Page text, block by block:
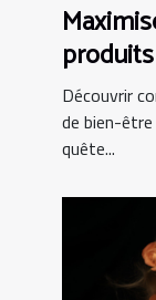
CBD
Découvrir
de bien-être
quête...